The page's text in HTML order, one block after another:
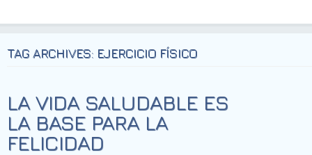
TAG ARCHIVES: EJERCICIO FÍSICO
LA VIDA SALUDABLE ES
LA BASE PARA LA
FELICIDAD